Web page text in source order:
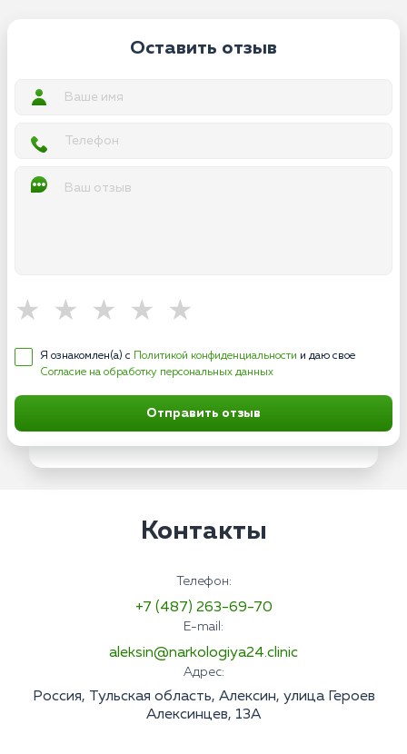
Оставить отзыв
Я ознакомлен(а) с Политикой конфиденциальности и даю свое
Согласие на обработку персональных данных
Отправить отзыв
Контакты
Телефон:
+7 (487) 263-69-70
E-mail:
aleksin@narkologiya24.clinic
Адрес:
Россия, Тульская область, Алексин, улица Героев
Алексинцев, 13А